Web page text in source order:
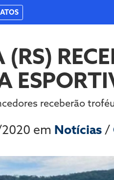
receberão
em Notícias/